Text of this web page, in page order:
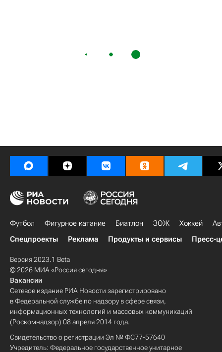
Футбол Фигурное катание Биатлон ЗОЖ Хоккей
Спецпроекты
Реклама Продукты и сервисы Пресс-
Версия 2023.1 Beta
© 2026 МИА «Россия сегодня»
Вакансии
Сетевое издание РИА Новости зарегистрировано
в Федеральной службе по надзору в сфере связи,
информационных технологий и массовых коммуникаций
(Роскомнадзор) 08 апреля 2014 года.
Свидетельство о регистрации Эл № ФС77-57640
Учредитель: Федеральное государственное унитарное